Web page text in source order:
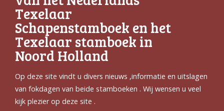
Texelaar
Schapenstamboek en het
Texelaar stamboek in
Noord Holland
Op deze site vindt u divers nieuws ,informatie en uitslagen
van fokdagen van beide stamboeken . Wij wensen u veel
kijk plezier op deze site .